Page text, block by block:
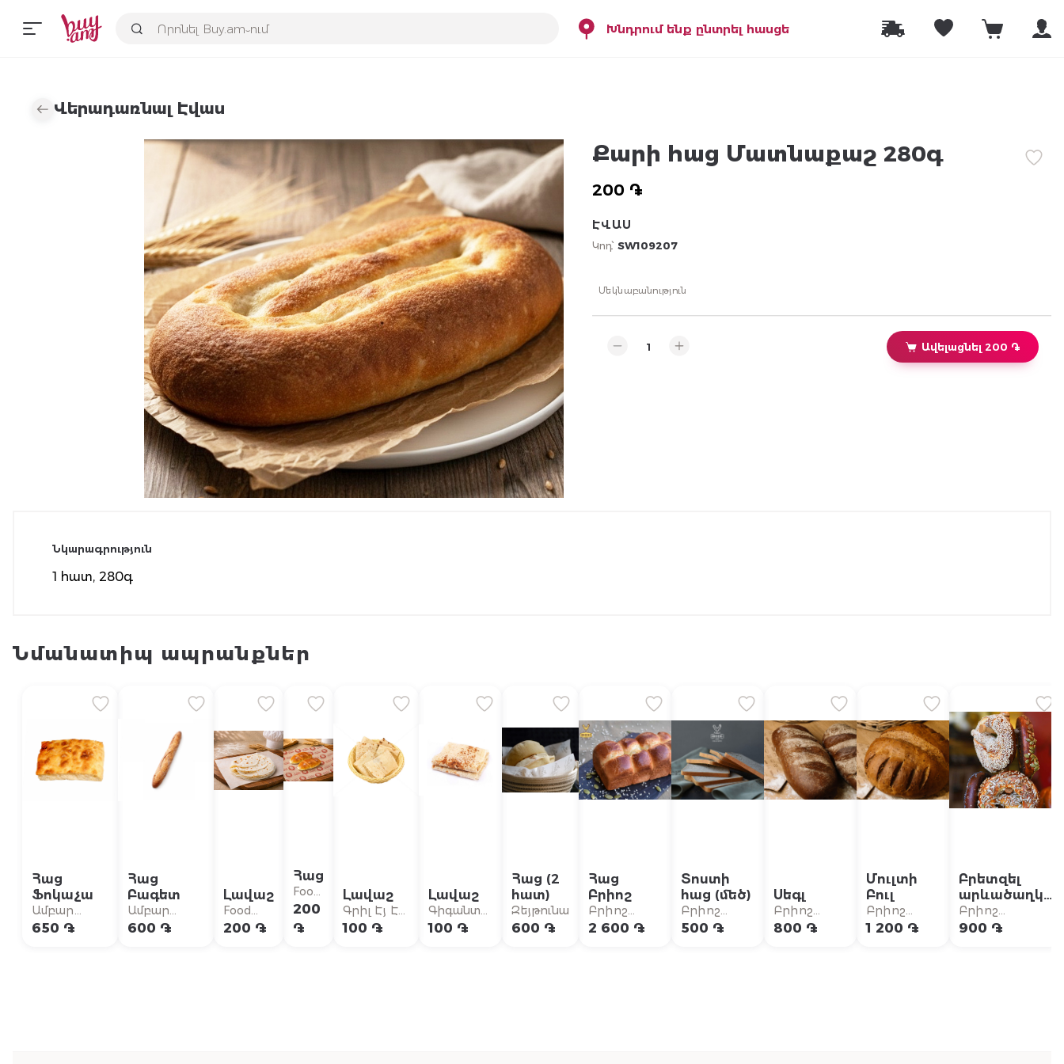
Խնդրում ենք ընտրել հասցե
Վերադառնալ Էվաս
Քարի հաց Մատնաքաշ 280գ
200 ֏
ԷՎԱՍ
Կոդ՝ SW109207
Մեկնաբանություն
Ավելացնել 200 ֏
Նկարագրություն
1 հատ, 280գ
Նմանատիպ ապրանքներ
Հաց
Ֆոկաչա
Ամբար
Գաստրոշոփ
650 ֏
Հաց
Բագետ
Ամբար
Գաստրոշոփ
600 ֏
Լավաշ
Food
Stop
200 ֏
Հաց
Food
Stop
200
֏
Լավաշ
Գրիլ Էյ Էմ
Դավթաշեն
100 ֏
Լավաշ
Գիգանտ
Շաուրմա
100 ֏
Հաց (2
հատ)
Զեյթունա
600 ֏
Հաց
Բրիոշ
Բրիոշ
Բուլանժեղի
2 600 ֏
Տոստի
հաց (մեծ)
Բրիոշ
Բուլանժեղի
500 ֏
Սեգլ
Բրիոշ
Բուլանժեղի
800 ֏
Մուլտի
Բուլ
Բրիոշ
Բուլանժեղի
1 200 ֏
Բրետզել
արևածաղկի
սերերմով
Բրիոշ
Բուլանժեղի
900 ֏